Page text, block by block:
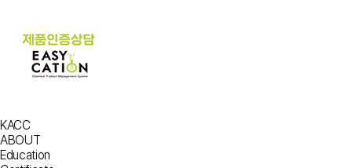
KACC
ABOUT
Education